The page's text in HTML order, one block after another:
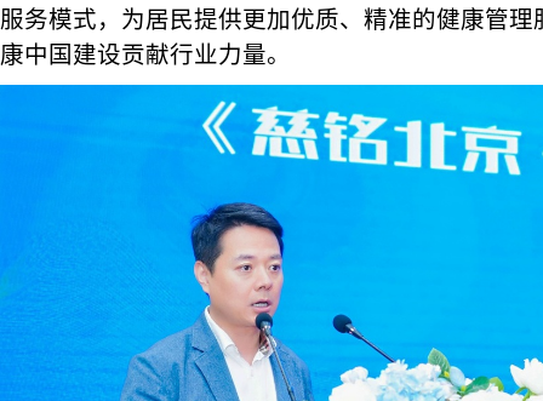
服务模式，为居民提供更加优质、精准的健康管
康中国建设贡献行业力量。